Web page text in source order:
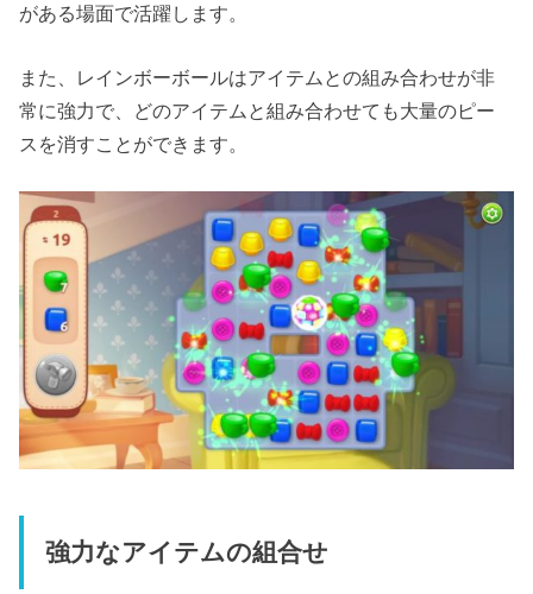
がある場面で活躍します。
また、レインボーボールはアイテムとの組み合わせが非
常に強力で、どのアイテムと組み合わせても大量のピー
スを消すことができます。
強力なアイテムの組合せ